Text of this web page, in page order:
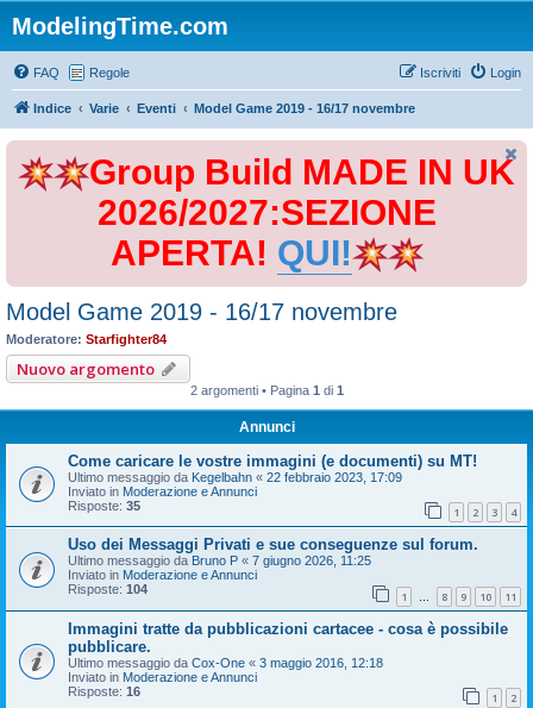
ModelingTime.com
FAQ Regole Login
Iscriviti
Indice Varie Eventi Model Game 2019 - 16/17 novembre
Group Build MADE IN UK
2026/2027:SEZIONE
APERTA! QUI!
Model Game 2019 - 16/17 novembre
Moderatore: Starfighter84
Nuovo argomento
2 argomenti • Pagina 1 di 1
Annunci
Come caricare le vostre immagini (e documenti) su MT!
Ultimo messaggio da Kegelbahn « 22 febbraio 2023, 17:09
Inviato in Moderazione e Annunci
Risposte: 35 1 2 3 4
Uso dei Messaggi Privati e sue conseguenze sul forum.
Ultimo messaggio da Bruno P « 7 giugno 2026, 11:25
Inviato in Moderazione e Annunci
Risposte: 104 1 … 8 9 10 11
Immagini tratte da pubblicazioni cartacee - cosa è possibile
pubblicare.
Ultimo messaggio da Cox-One « 3 maggio 2016, 12:18
Inviato in Moderazione e Annunci
Risposte: 16 1 2